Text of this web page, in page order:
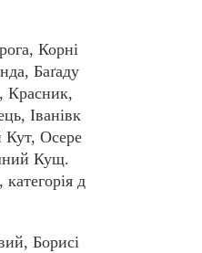
Корні
Баґаду
Красник,
Іванівк
Осере
Кущ.
д
Борисі